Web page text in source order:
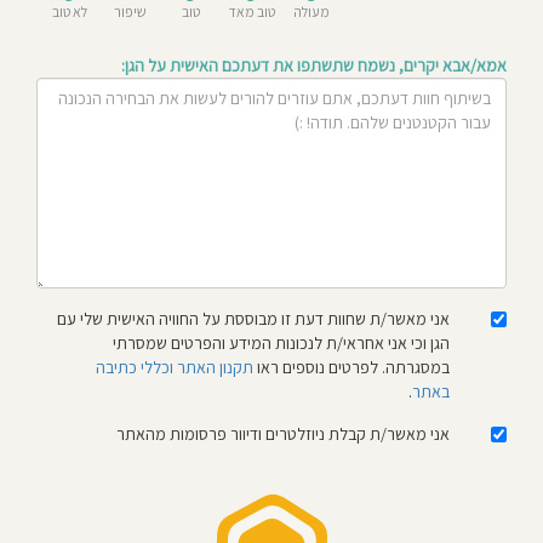
מעולה טוב מאד טוב
שיפור
לא טוב
אמא/אבא יקרים, נשמח שתשתפו את דעתכם האישית על הגן:
אני מאשר/ת שחוות דעת זו מבוססת על החוויה האישית שלי עם
הגן וכי אני אחראי/ת לנכונות המידע והפרטים שמסרתי
במסגרתה. לפרטים נוספים ראו תקנון האתר וכללי כתיבה
באתר.
אני מאשר/ת קבלת ניוזלטרים ודיוור פרסומות מהאתר